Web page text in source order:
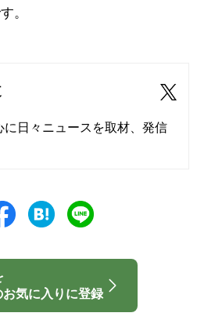
。
に日々ニュースを取材、発信
気に入りに登録